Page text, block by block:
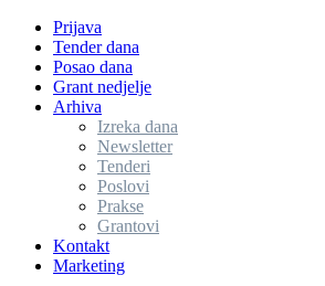
Prijava
Tender dana
Posao dana
Grant nedjelje
Arhiva
Izreka dana
Newsletter
Tenderi
Poslovi
Prakse
Grantovi
Kontakt
Marketing